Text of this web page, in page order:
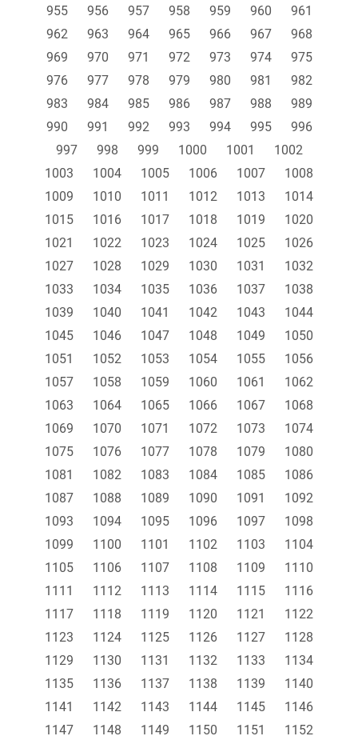
955
956 957 958 959 960
961
962
963 964 965 966 967
968
969
970 971 972 973 974
975
976
977 978 979 980 981
982
983
984 985 986 987 988
989
990
991 992 993 994 995
996
997
998 999 1000 1001
1002
1003
1004 1005 1006 1007
1008
1009
1010 1011 1012 1013
1014
1015
1016 1017 1018 1019
1020
1021
1022 1023 1024 1025
1026
1027
1028 1029 1030 1031
1032
1033
1034 1035 1036 1037
1038
1039
1040 1041 1042 1043
1044
1045
1046 1047 1048 1049
1050
1051
1052 1053 1054 1055
1056
1057
1058 1059 1060 1061
1062
1063
1064 1065 1066 1067
1068
1069
1070 1071 1072 1073
1074
1075
1076 1077 1078 1079
1080
1081
1082 1083 1084 1085
1086
1087
1088 1089 1090 1091
1092
1093
1094 1095 1096 1097
1098
1099
1100 1101 1102 1103
1104
1105
1106 1107 1108 1109
1110
1111
1112 1113 1114 1115
1116
1117
1118 1119 1120 1121
1122
1123
1124 1125 1126 1127
1128
1129
1130 1131 1132 1133
1134
1135
1136 1137 1138 1139
1140
1141
1142 1143 1144 1145
1146
1147
1148 1149 1150 1151 1152